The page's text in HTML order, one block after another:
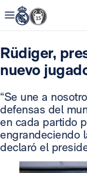
Rüdiger,
nuevo
“Se une a
defensas del
en cada partido
engrandeciendo
declaró el